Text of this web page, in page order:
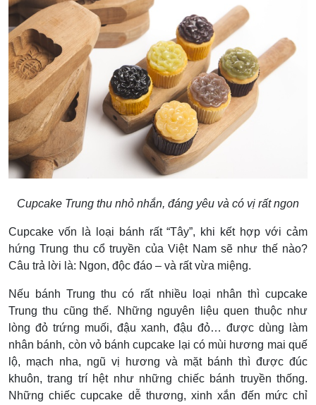
Cupcake Trung thu nhỏ nhắn, đáng yêu và có vị rất ngon
Cupcake vốn là loại bánh rất “Tây”, khi kết hợp với cảm
hứng Trung thu cổ truyền của Việt Nam sẽ như thế nào?
Câu trả lời là: Ngon, độc đáo – và rất vừa miệng.
Nếu bánh Trung thu có rất nhiều loại nhân thì cupcake
Trung thu cũng thế. Những nguyên liệu quen thuộc như
lòng đỏ trứng muối, đậu xanh, đậu đỏ… được dùng làm
nhân bánh, còn vỏ bánh cupcake lại có mùi hương mai quế
lộ, mạch nha, ngũ vị hương và mặt bánh thì được đúc
khuôn, trang trí hệt như những chiếc bánh truyền thống.
Những chiếc cupcake dễ thương, xinh xắn đến mức chỉ